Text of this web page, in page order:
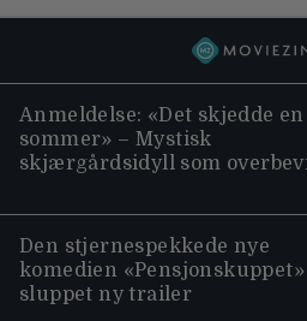
Anmeldelse: «Det skjedde en
sommer» – Mystisk
skjærgårdsidyll som
Den stjernespekkede nye
komedien
sluppet ny trailer